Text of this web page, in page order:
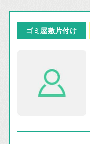
ゴミ屋敷片付け